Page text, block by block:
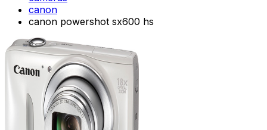
canon
canon powershot sx600 hs